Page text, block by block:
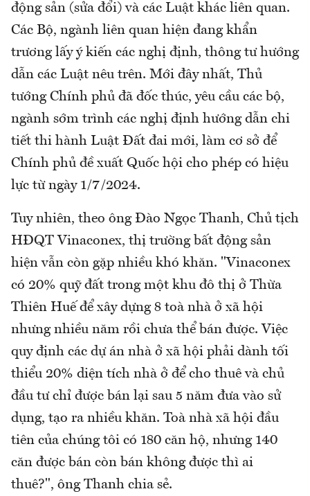
động sản (sửa đổi) và các Luật khác liên quan.
Các Bộ, ngành liên quan hiện đang khẩn
trương lấy ý kiến các nghị định, thông tư hướng
dẫn các Luật nêu trên. Mới đây nhất, Thủ
tướng Chính phủ đã đốc thúc, yêu cầu các bộ,
ngành sớm trình các nghị định hướng dẫn chi
tiết thi hành Luật Đất đai mới, làm cơ sở để
Chính phủ đề xuất Quốc hội cho phép có hiệu
lực từ ngày 1/7/2024.
Tuy nhiên, theo ông Đào Ngọc Thanh, Chủ tịch
HĐQT Vinaconex, thị trường bất động sản
hiện vẫn còn gặp nhiều khó khăn. "Vinaconex
có 20% quỹ đất trong một khu đô thị ở Thừa
Thiên Huế để xây dựng 8 toà nhà ở xã hội
nhưng nhiều năm rồi chưa thể bán được. Việc
quy định các dự án nhà ở xã hội phải dành tối
thiểu 20% diện tích nhà ở để cho thuê và chủ
đầu tư chỉ được bán lại sau 5 năm đưa vào sử
dụng, tạo ra nhiều khăn. Toà nhà xã hội đầu
tiên của chúng tôi có 180 căn hộ, nhưng 140
căn được bán còn bán không được thì ai
thuê?", ông Thanh chia sẻ.